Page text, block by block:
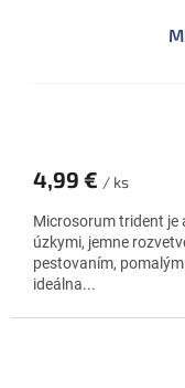
4,99 € / ks
Microsorum trident je
úzkymi, jemne
pestovaním,
ideálna...